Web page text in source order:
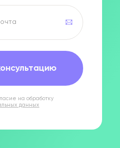
на обработку
данных